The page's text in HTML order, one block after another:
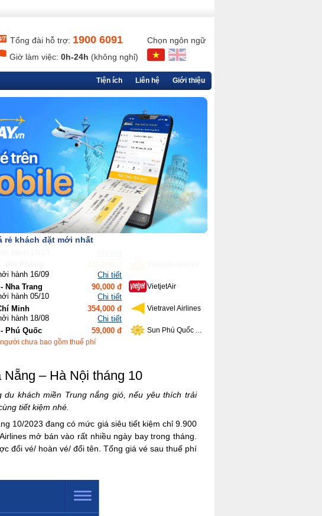
Tổng đài hỗ trợ: 1900 6091
Giờ làm việc: 0h-24h (không nghỉ)
Chọn ngôn ngữ
Giới thiệu
Liên hệ
Tiện ích
rẻ khách đặt mới nhất
Minh 354,000 đ
Chi tiết
Vietravel Airlines
Phú Quốc 59,000 đ
Chi tiết
Sun Phú Quốc Airways
639,000 đ
Chi tiết
Bamboo Airways
chưa bao gồm thuế phí
– Hà Nội tháng 10
khách miền Trung nắng gió, nếu yêu thích trải
tiết kiệm nhé.
10/2023 đang có mức giá siêu tiết kiệm chỉ 9.900
mở bán vào rất nhiều ngày bay trong tháng.
đổi vé/ hoàn vé/ đổi tên. Tổng giá vé sau thuế phí